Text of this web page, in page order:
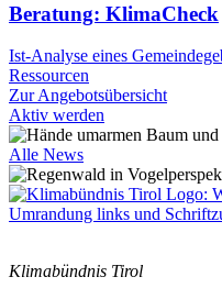
Beratung: KlimaCheck
Ist-Analyse eines
Ressourcen
Zur Angebotsübersicht
Aktiv werden
Alle News
Klimabündnis Tirol